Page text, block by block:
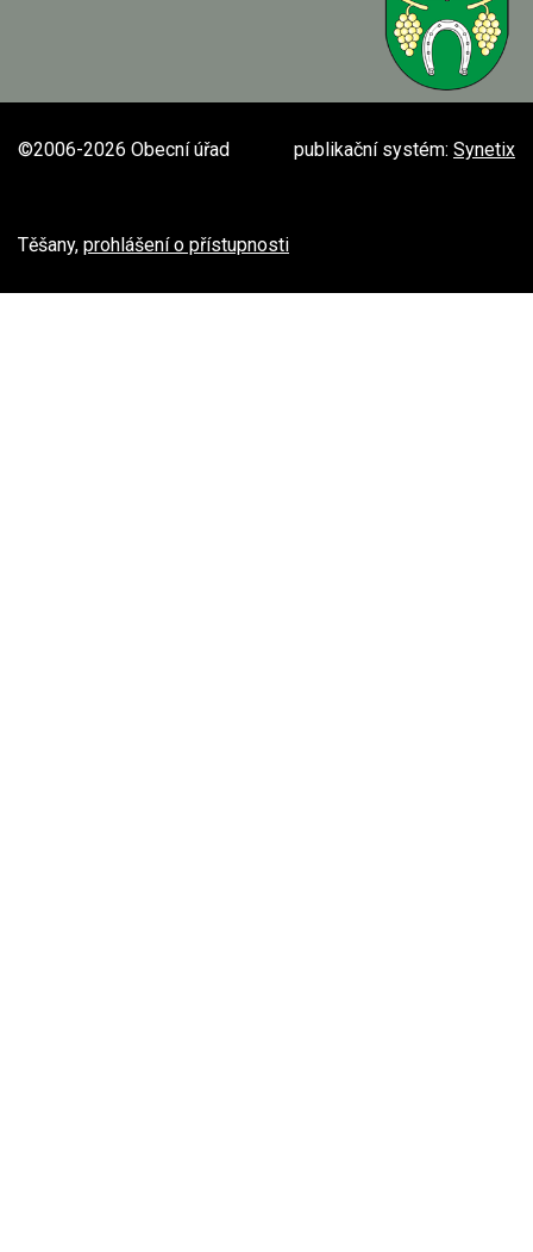
publikační systém: Synetix
©2006-2026 Obecní úřad
Těšany, prohlášení o přístupnosti